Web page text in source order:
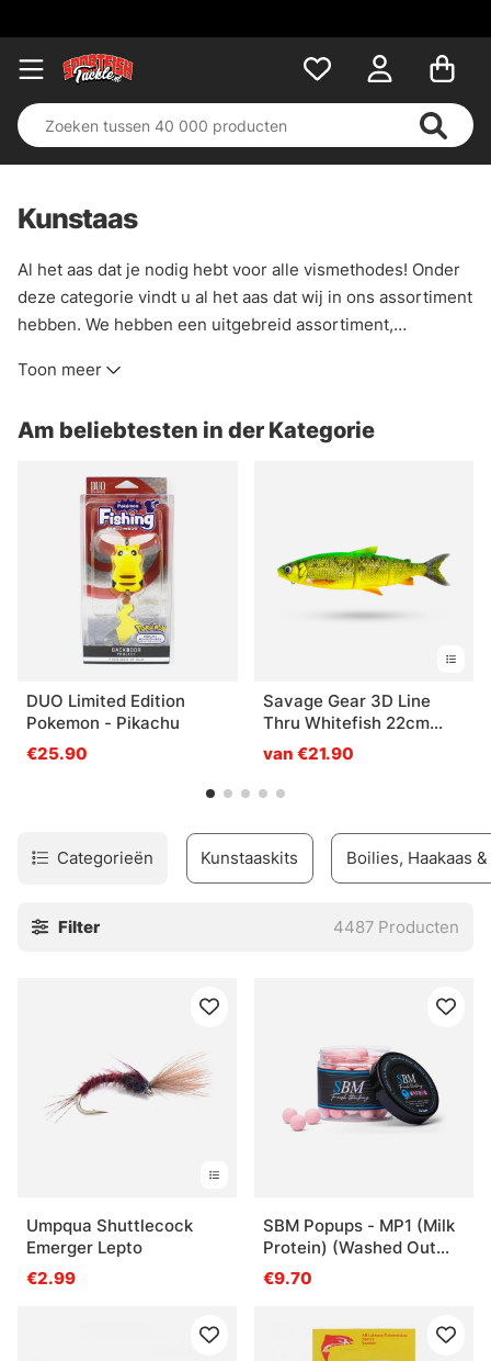
Kunstaas
Al het aas dat je nodig hebt voor alle vismethodes! Onder
deze categorie vindt u al het aas dat wij in ons assortiment
hebben. We hebben een uitgebreid assortiment,
fabrikanten. Wij van Sportfishtackle vinden dat aas tot het
deze categorie!
Toon meer
Am beliebtesten in der Kategorie
DUO Limited Edition
Pokemon - Pikachu
€25.90
Savage Gear 3D Line
Thru Whitefish 22cm
107g MS - Fire Whitefish
van €21.90
Categorieën Kunstaaskits Boilies, Haakaas
Filter 4487 Producten
Umpqua Shuttlecock
Emerger Lepto
€2.99
SBM Popups - MP1 (Milk
Protein) (Washed Out
Pink), 15mm
€9.70